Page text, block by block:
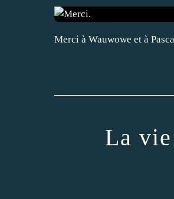
Merci à Wauwowe et à
La